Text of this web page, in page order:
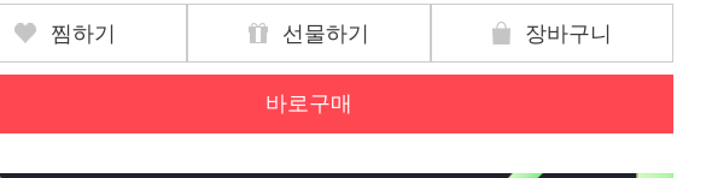
찜하기 선물하기 장바구니
바로구매